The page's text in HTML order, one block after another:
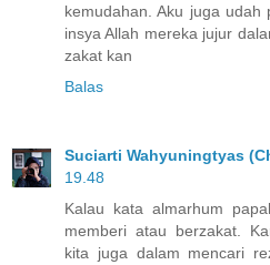
kemudahan. Aku juga udah
insya Allah mereka jujur
zakat kan
Balas
Suciarti Wahyuningtyas
19.48
Kalau kata almarhum
memberi atau berzakat.
kita juga dalam mencari